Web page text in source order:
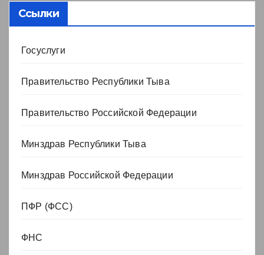
Ссылки
Госуслуги
Правительство Республики Тыва
Правительство Российской Федерации
Минздрав Республики Тыва
Минздрав Российской Федерации
ПФР (ФСС)
ФНС